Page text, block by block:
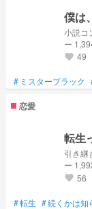
僕は
小説コ
ー
favorite 49
# ミスターブラック
恋愛
転生
引き継
ー
favorite 56
#転生 #続くかは